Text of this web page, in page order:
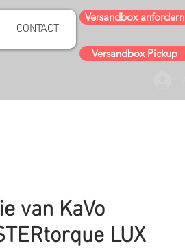
CONTACT
Versandbox anfordern
Versandbox Pickup
van KaVo
LUX